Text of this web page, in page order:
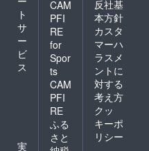
ト
サ
ー
ビ
ス
実
CAM
PFI
RE
for
Spor
ts
CAM
PFI
RE
ふる
さと
反社基
本方針
カスタ
マーハ
ラスメ
ントに
対する
考え方
クッ
キーポ
リシー